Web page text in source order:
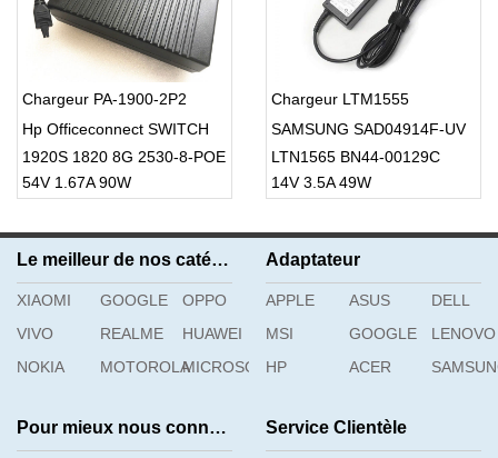
Chargeur PA-1900-2P2
Hp Officeconnect SWITCH
1920S 1820 8G 2530-8-POE
J9774
54V 1.67A 90W
Chargeur LTM1555
SAMSUNG SAD04914F-UV
LTN1565 BN44-00129C
Monitor
14V 3.5A 49W
Le meilleur de nos catégories
XIAOMI GOOGLE
OPPO
VIVO
REALME
HUAWEI
NOKIA
MOTOROLAMICROSOFT
Adaptateur
APPLE ASUS
DELL
MSI
GOOGLE
LENOVO
HP
ACER
Pour mieux nous connaître Service Clientèle